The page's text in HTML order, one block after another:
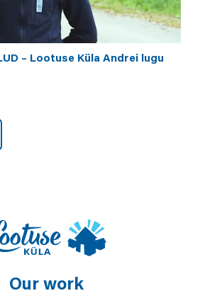
– Lootuse Küla Andrei lugu
Our work